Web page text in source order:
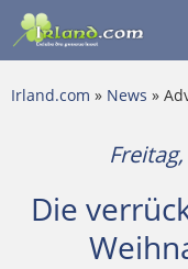
Irland.com » News »
Die